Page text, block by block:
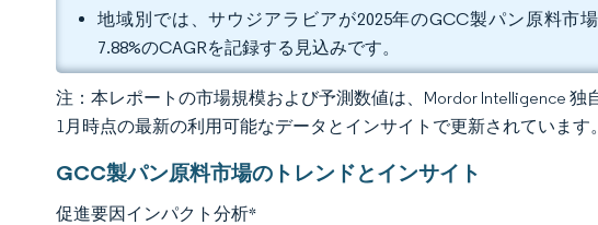
地域別では、サウジアラビアが2025年のGCC製パン原料市
7.88%のCAGRを記録する見込みです。
注：本レポートの市場規模および予測数値は、Mordor Intelligence
1月時点の最新の利用可能なデータとインサイトで更新されています。
GCC製パン原料市場のトレンドとインサイト
促進要因インパクト分析*